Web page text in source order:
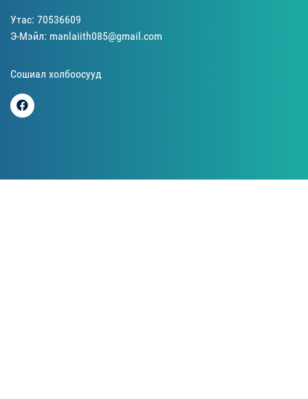
Утас: 70536609
Э-Мэйл: manlaiith085@gmail.com
Сошиал холбоосууд